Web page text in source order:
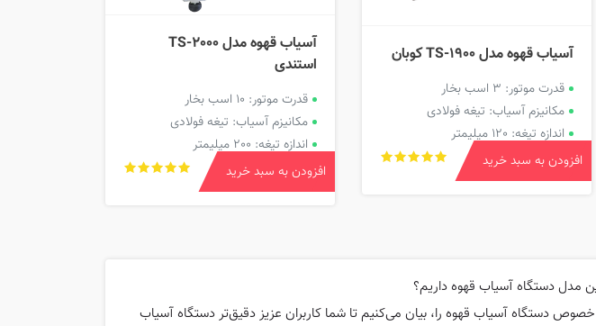
آسیاب قهوه مدل TS-1900 کوبان
قدرت موتور: 3 اسب بخار
مکانیزم آسیاب: تیغه فولادی
اندازه تیغه: 120 میلیمتر
افزودن به سبد خرید
آسیاب قهوه مدل TS-2000
استندی
قدرت موتور: 10 اسب بخار
مکانیزم آسیاب: تیغه فولادی
اندازه تیغه: 200 میلیمتر
افزودن به سبد خرید
مدل دستگاه آسیاب قهوه داریم؟
دستگاه آسیاب قهوه را، بیان می‌کنیم تا شما کاربران عزیز دقیق‌تر دستگاه آسیاب